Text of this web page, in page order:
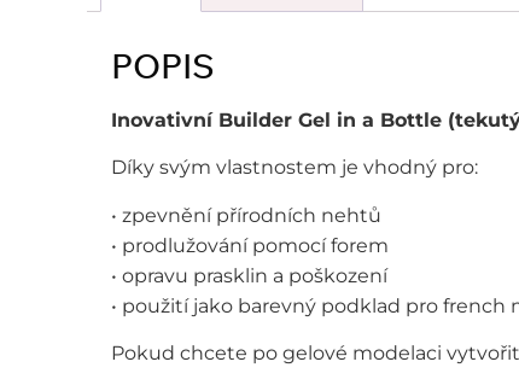
POPIS
Inovativní Builder Gel in a Bottle
Díky svým vlastnostem je vhodný pro:
• zpevnění přírodních nehtů
• prodlužování pomocí forem
• opravu prasklin a poškození
• použití jako barevný podklad pro
Pokud chcete po gelové modelaci